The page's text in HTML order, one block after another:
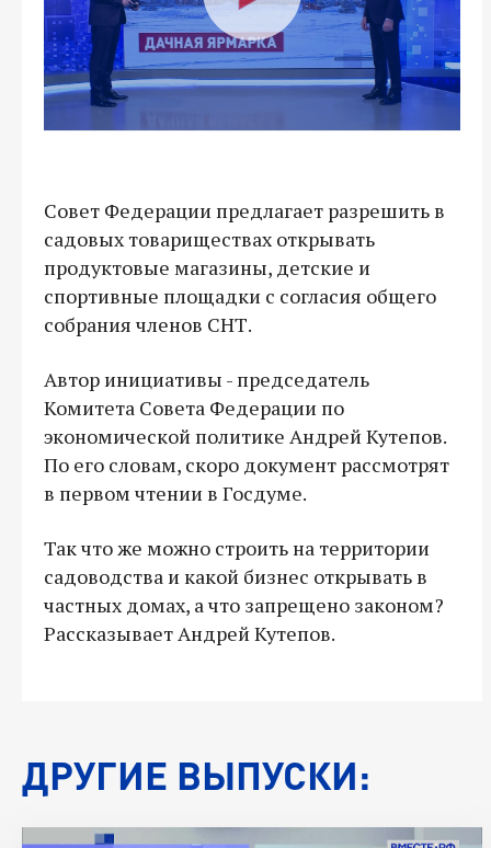
Совет Федерации предлагает разрешить в
садовых товариществах открывать
продуктовые магазины, детские и
спортивные площадки с согласия общего
собрания членов СНТ.
Автор инициативы - председатель
Комитета Совета Федерации по
экономической политике Андрей Кутепов.
По его словам, скоро документ рассмотрят
в первом чтении в Госдуме.
Так что же можно строить на территории
садоводства и какой бизнес открывать в
частных домах, а что запрещено законом?
Рассказывает Андрей Кутепов.
ДРУГИЕ ВЫПУСКИ: